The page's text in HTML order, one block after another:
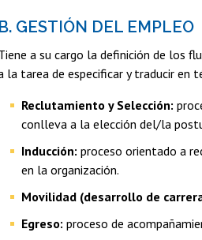
B. GESTIÓN DEL EMPLEO
a su cargo la definición de los
la tarea de especificar y traducir en
Reclutamiento y Selección:
conlleva a la elección del/la
Inducción: proceso orientado a
en la organización.
Movilidad (desarrollo de
Egreso: proceso de